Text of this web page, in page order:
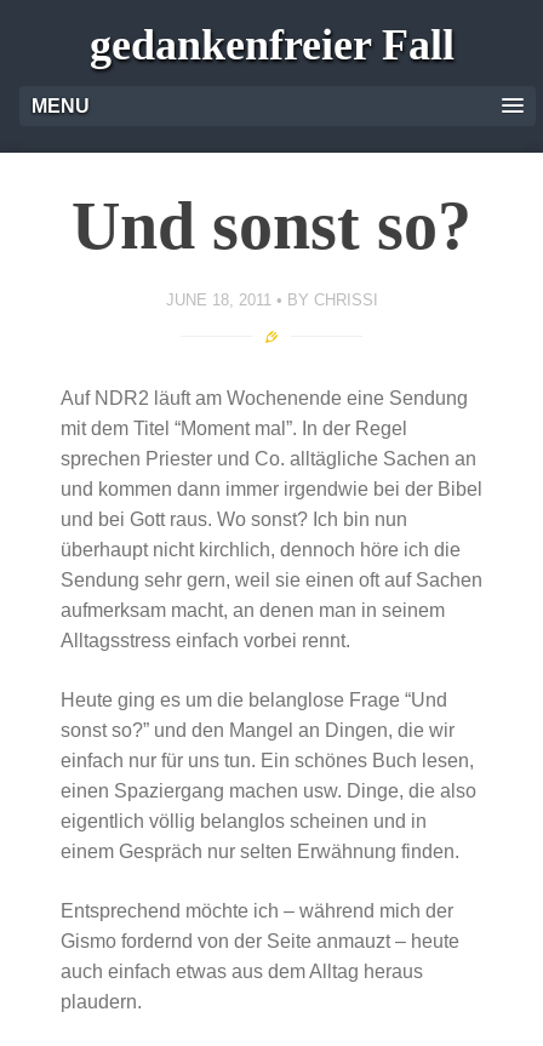
gedankenfreier Fall
MENU
Und sonst so?
JUNE 18, 2011 BY CHRISSI
Auf NDR2 läuft am Wochenende eine Sendung
mit dem Titel “Moment mal”. In der Regel
sprechen Priester und Co. alltägliche Sachen an
und kommen dann immer irgendwie bei der Bibel
und bei Gott raus. Wo sonst? Ich bin nun
überhaupt nicht kirchlich, dennoch höre ich die
Sendung sehr gern, weil sie einen oft auf Sachen
aufmerksam macht, an denen man in seinem
Alltagsstress einfach vorbei rennt.
Heute ging es um die belanglose Frage “Und
sonst so?” und den Mangel an Dingen, die wir
einfach nur für uns tun. Ein schönes Buch lesen,
einen Spaziergang machen usw. Dinge, die also
eigentlich völlig belanglos scheinen und in
einem Gespräch nur selten Erwähnung finden.
Entsprechend möchte ich – während mich der
Gismo fordernd von der Seite anmauzt – heute
auch einfach etwas aus dem Alltag heraus
plaudern.